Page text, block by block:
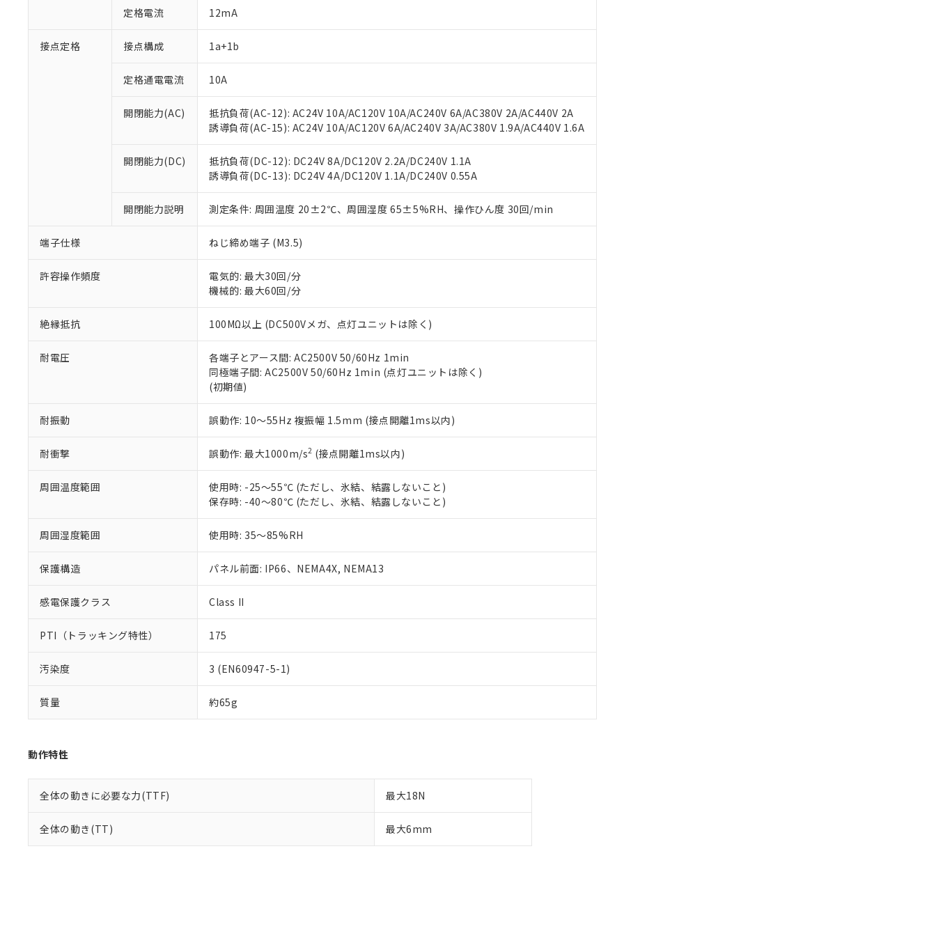
定格電流 12mA
接点定格 接点構成 1a+1b
定格通電電流 10A
開閉能力(AC)
抵抗負荷(AC-12): AC24V 10A/AC120V 10A/AC240V 6A/AC380V 2A/AC440V 2A
誘導負荷(AC-15): AC24V 10A/AC120V 6A/AC240V 3A/AC380V 1.9A/AC440V 1.6A
開閉能力(DC)
抵抗負荷(DC-12): DC24V 8A/DC120V 2.2A/DC240V 1.1A
誘導負荷(DC-13): DC24V 4A/DC120V 1.1A/DC240V 0.55A
開閉能力説明 測定条件: 周囲温度 20±2℃、周囲湿度 65±5%RH、操作ひん度 30回/min
端子仕様 ねじ締め端子 (M3.5)
許容操作頻度
電気的: 最大30回/分
機械的: 最大60回/分
絶縁抵抗 100MΩ以上 (DC500Vメガ、点灯ユニットは除く)
耐電圧
各端子とアース間: AC2500V 50/60Hz 1min
同極端子間: AC2500V 50/60Hz 1min (点灯ユニットは除く)
(初期値)
耐振動 誤動作: 10～55Hz 複振幅 1.5mm (接点開離1ms以内)
耐衝撃 誤動作: 最大1000m/s2 (接点開離1ms以内)
周囲温度範囲
使用時: -25～55℃ (ただし、氷結、結露しないこと)
保存時: -40～80℃ (ただし、氷結、結露しないこと)
周囲湿度範囲 使用時: 35～85%RH
保護構造 パネル前面: IP66、NEMA4X, NEMA13
感電保護クラス Class II
PTI（トラッキング特性） 175
汚染度 3 (EN60947-5-1)
質量 約65g
動作特性
全体の動きに必要な力(TTF) 最大18N
全体の動き(TT) 最大6mm
ご利用条件
以下の条件をお読みいただき、同意のうえご利用ください。
本サービスは、当社制御機器事業取扱商品の当社在庫状況および標準価格(税抜)を提供させていただ
くものです。
当社制御機器事業取扱商品の中には、本サービスの対象外となる商品もあることをご了承ください。
在庫状況および標準価格照会結果は、記載している更新日時点での社内データに基づき作成されるも
のであり、閲覧された時点での実際の在庫および標準価格とは異なる場合があることをご了承くださ
い。
正式な納期状況および標準価格はお客様のお取引先、またはお客様担当のオムロン制御機器販売店・
当社販売員にご相談ください。
オムロン制御機器販売店や当社販売拠点は「販売ネットワーク
」をご確認ください。
在庫状況および標準価格結果を当社の事前の承諾なく第三者に漏洩または開示しないようお願いしま
す。
ている必要があります。
お客様が当ウェブサイト上で当社にご登録された部品リストについて、当社および当社の共同利用者
が、当社の製品・サービスに関するお客様との取引・商談に必要な範囲で利用することをご了承くだ
さい。
※当社の共同利用者とは、"個人情報の共同利用に関して"
の「1.共同利用者の範囲」に記載されて
いる法人を指します。
対応予定なし：EU RoHS指令（10物質）の非含有に非対応の商品で、対応品を出す予定はありません。
調査・確認中：EU RoHS指令（10物質）の非含有の対応状況を調査中または確認中の商品です。
非該当品：ライセンス料など無形物で、有害物質有無と関係のない商品です。
仕入先様の事情により、非含有部品としていたものが、含有品と判明した場合などやむを得ず変更すること
があります。
鉛(Pb) 1000ppm以下、 水銀(Hg) 1000ppm以下、 カドミウム(Cd) 100ppm以下、
六価クロム(Cr(Ⅵ)) 1000ppm以下、ポリ臭化ビフェニル類(PBB) 1000ppm以下、ポリ臭化ジフェニルエーテル類(PBDE) 1000ppm以下、
フタル酸ビス(2-エチルヘキシル) (DEHP)(別名：DOP) 1000ppm以下、フタル酸ブチルベンジル（BBP） 1000ppm以下、フタル酸ジブチ
ル（DBP） 1000ppm以下、フタル酸ジイソブチル (DIBP) 1000ppm以下
但し、RoHS指令で産業用監視および制御機器に対する適用除外項目は除く。
フタル酸エステル類の４物質については閾値を超える意図的な使用がないことを確認しています。
※2 対応予定月
部品在庫の切り替え状況などにより、予定月が前後することがあります。
※3 非含有証明書ダウンロード
下記の非含有証明書をダウンロードすることができます。
EU RoHS指令（10物質）の非含有証明書
51物質の非含有証明書（当社基準）
※本証明書は発行日時点で非含有を証明するもので、過去に遡って非含有を証明するものではありません。
また、RoHS指令のフタル酸エステル類４物質の対応では、対応完了までの期間は出荷製品に未対応品が
混在することから備考欄に対応日を記載しておりました。
既に当社にて対応品への在庫切替を完了していることから、特段のことがない限り、2022年1月12日よ
「○」：最大均質材料含有率が中国RoHSの基準値以下であることを示します。
「×」：最大均質材料含有率が中国RoHSの基準値を超えていることを示します。
「－」：未確認です。当社販売部門へお問い合わせください。
*中国RoHS10物質の基準値 (GB/T26572)：
Pb(鉛) :1000ppm、 Hg(水銀) : 1000ppm、 Cd(カドミウム) : 100ppm、
Cr(Ⅵ)(六価クロム) : 1000ppm、 PBBs(ポリ臭化ビフェニル類) : 1000ppm、 PBDEs(ポリ臭化ジフェニルエーテル類) : 1000ppm、
DBP(フタル酸ジブチル) : 1000ppm、 DIBP(フタル酸ジイソブチル) : 1000ppm、 BBP(フタル酸ブチルベンジル) : 1000ppm、
※2 環境保護使用期限
「ｅ」：有害物質（10物質）のすべてが基準値以下であることを示します。
「10」：通常の使用状況下において有害物質が外部に漏えいし、環境に深刻な影響を及ぼさない年数を意
味します。
「－」：未確認です。当社販売部門へお問い合わせください。
当社は、これら貴社製品のうち、外国為替および外国貿易法に定める商品（以下｢規制貨物等」とい
う）を輸出または国外への提供する場合は、日本国政府の輸出許可(または役務取引許可)を取得する
などの必要な手続きをとります。
ます。
当社は貴社製品を、核兵器、ミサイル、化学兵器、生物兵器またはその他武器並びにこれらの製造装
置等に一切使用いたしません。
当社は、貴社製品を第三者に販売する場合は、上記1、2および3の内容を当該第三者に通知します。
また当社は、販売先および販売に係わる関係者が違法に輸出するおそれがある場合は、取り引きをい
たしません。
記
号
説明
○ 一定数以上の在庫あり
△ 一定数には満たないが在庫あり
－
在庫なし(最新の在庫状況については、お客様のお取引先、またはお客様担当のオムロン制御
機器販売店・当社販売員にご確認ください)
空
白
受注生産機種、また在庫状況の情報を公開していない機種